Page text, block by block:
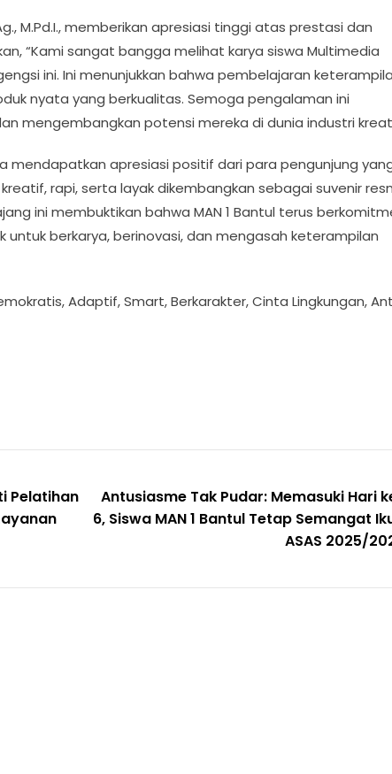
M.Pd.I., memberikan apresiasi tinggi atas prestasi dan
“Kami sangat bangga melihat karya siswa Multimedia
ini. Ini menunjukkan bahwa pembelajaran
nyata yang berkualitas. Semoga pengalaman ini
mengembangkan potensi mereka di dunia industri
mendapatkan apresiasi positif dari para pengunjung
rapi, serta layak dikembangkan sebagai suvenir
ini membuktikan bahwa MAN 1 Bantul terus
berkarya, berinovasi, dan mengasah keterampilan
Adaptif, Smart, Berkarakter, Cinta Lingkungan,
Pelatihan
Antusiasme Tak Pudar: Memasuki Hari
6, Siswa MAN 1 Bantul Tetap Semangat
ASAS 2025/